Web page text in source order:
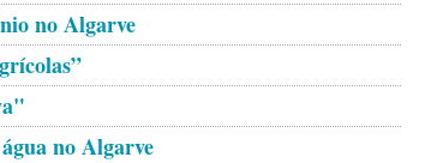
no Algarve
no Algarve